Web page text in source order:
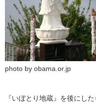
photo by obama.or.jp
『いぼとり地蔵』を後にし